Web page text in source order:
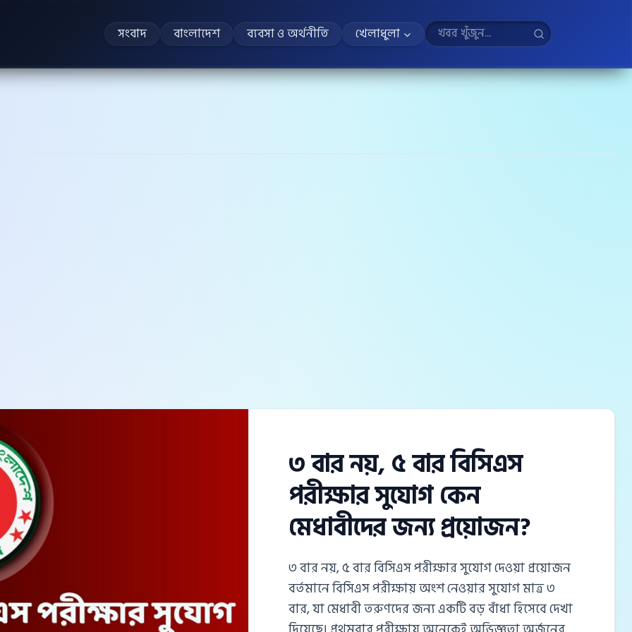
সংবাদ বাংলাদেশ ব্যবসা ও অর্থনীতি খেলাধুলা
৩ বার নয়, ৫ বার বিসিএস
পরীক্ষার সুযোগ কেন
মেধাবীদের জন্য প্রয়োজন?
৩ বার নয়, ৫ বার বিসিএস পরীক্ষার সুযোগ দেওয়া প্রয়োজন
বর্তমানে বিসিএস পরীক্ষায় অংশ নেওয়ার সুযোগ মাত্র ৩
বার, যা মেধাবী তরুণদের জন্য একটি বড় বাঁধা হিসেবে দেখা